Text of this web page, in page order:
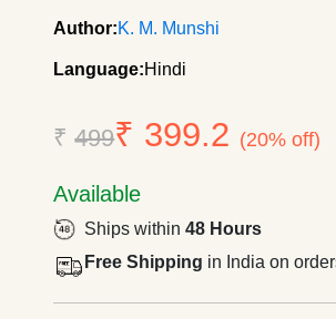
Author:K. M. Munshi
Language:Hindi
₹499₹ 399.2 (20% off)
Available
Ships within48 Hours
Free Shipping in India on